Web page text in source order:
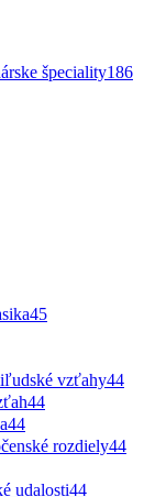
špeciality186
45
vzťahy44
44
44
rozdiely44
udalosti44